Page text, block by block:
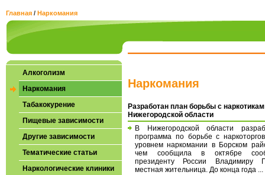
Главная / Наркомания
Алкоголизм
Наркомания
Табакокурение
Пищевые зависимости
Другие зависимости
Тематические статьи
Наркологические клиники
Наркомания
Разработан план борьбы с
Нижегородской области
В Нижегородской области
программа по борьбе с
уровнем наркомании в Борском
чем сообщила в октябре
президенту России Владимиру
местная жительница. До конца года ...